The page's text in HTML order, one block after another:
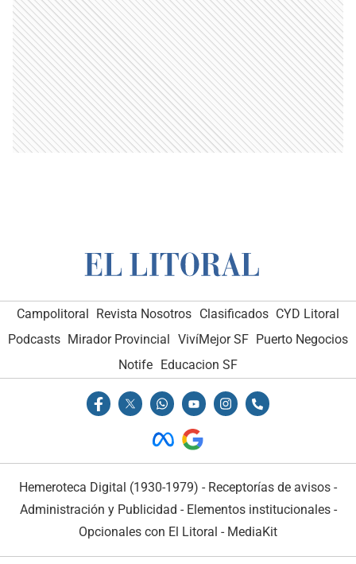
Campolitoral Revista Nosotros Clasificados CYD Litoral
Podcasts Mirador Provincial VivíMejor SF Puerto Negocios
Notife
Educacion SF
Hemeroteca Digital (1930-1979) - Receptorías de avisos -
Administración y Publicidad - Elementos institucionales-
Opcionales con El Litoral - MediaKit